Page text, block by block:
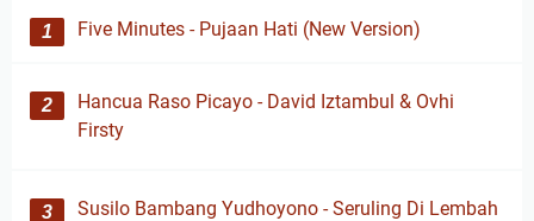
Five Minutes - Pujaan Hati (New Version)
Hancua Raso Picayo - David Iztambul & Ovhi
Firsty
Susilo Bambang Yudhoyono - Seruling Di Lembah